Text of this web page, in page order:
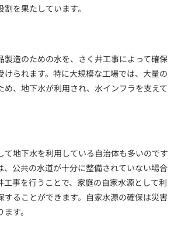
を果たしています。
製造のための水を、さく井工事によって確保
けられます。特に大規模な工場では、大量の
め、地下水が利用され、水インフラを支えて
て地下水を利用している自治体も多いのです
、公共の水道が十分に整備されていない場合
工事を行うことで、家庭の自家水源として利
することができます。自家水源の確保は災害
す。